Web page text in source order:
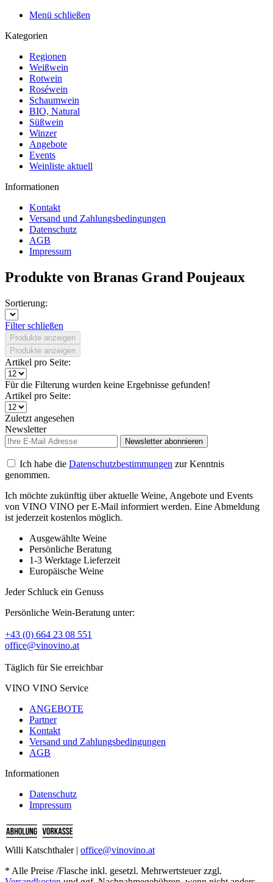
Menü schließen
Kategorien
Regionen
Weißwein
Rotwein
Roséwein
Schaumwein
BIO, Natural
Süßwein
Winzer
Angebote
Events
Weinliste aktuell
Informationen
Kontakt
Versand und Zahlungsbedingungen
Datenschutz
AGB
Impressum
Produkte von Branas Grand Poujeaux
Sortierung:
Filter schließen
Produkte anzeigen
Produkte anzeigen
Artikel pro Seite:
Für die Filterung wurden keine Ergebnisse gefunden!
Artikel pro Seite:
Zuletzt angesehen
Newsletter
Newsletter abonnieren
Ich habe die Datenschutzbestimmungen zur Kenntnis
genommen.
Ich möchte zukünftig über aktuelle Weine, Angebote und Events
von VINO VINO per E-Mail informiert werden. Eine Abmeldung
ist jederzeit kostenlos möglich.
Ausgewählte Weine
Persönliche Beratung
1-3 Werktage Lieferzeit
Europäische Weine
Jeder Schluck ein Genuss
Persönliche Wein-Beratung unter:
+43 (0) 664 23 08 551
office@vinovino.at
Täglich für Sie erreichbar
VINO VINO Service
ANGEBOTE
Partner
Kontakt
Versand und Zahlungsbedingungen
AGB
Informationen
Datenschutz
Impressum
Willi Katschthaler | office@vinovino.at
* Alle Preise /Flasche inkl. gesetzl. Mehrwertsteuer zzgl.